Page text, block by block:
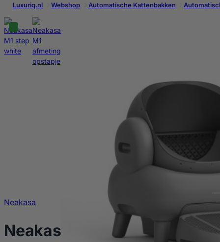
Luxuriq.nl
Webshop Automatische Kattenbakken
Neakasa
Neakasa M1 (Plus) –